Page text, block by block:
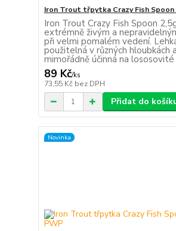
Iron Trout třpytka Crazy Fish Spoon
Iron Trout Crazy Fish Spoon
extrémně živým a
při velmi pomalém vedení.
použitelná v různých hloubkách
mimořádně účinná na lososovité
89 Kč/ks
73,55 Kč bez DPH
Přidat do
Novinka